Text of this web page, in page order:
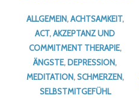
ALLGEMEIN,ACHTSAMKEIT,
ACT,AKZEPTANZ UND
COMMITMENT THERAPIE,
ÄNGSTE, DEPRESSION,
MEDITATION,SCHMERZEN,
SELBSTMITGEFÜHL